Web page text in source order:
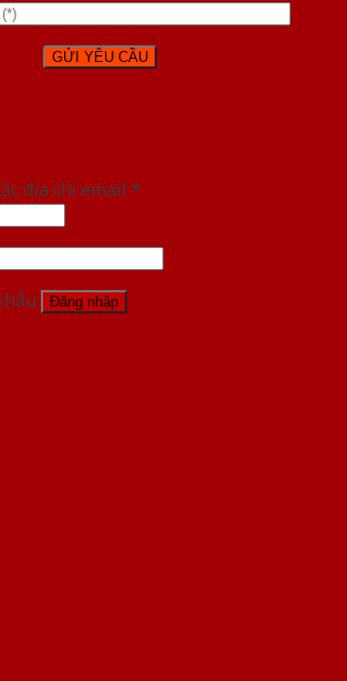
địa chỉ email *
Đăng nhập